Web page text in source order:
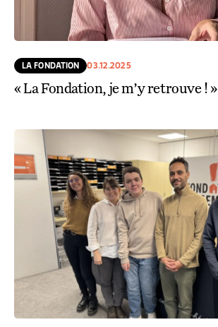
LA FONDATION 03.12.2025
« La Fondation, je m’y retrouve ! »